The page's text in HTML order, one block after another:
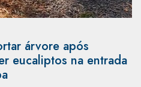
árvore após
eucaliptos na entrada